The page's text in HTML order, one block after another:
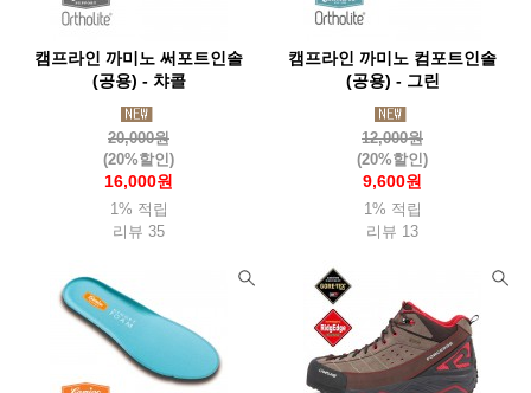
캠프라인 까미노 써포트인솔
(공용) - 챠콜
20,000원
(20%할인)
16,000원
1% 적립
리뷰 35
캠프라인 까미노 컴포트인솔
(공용) - 그린
12,000원
(20%할인)
9,600원
1% 적립
리뷰 13